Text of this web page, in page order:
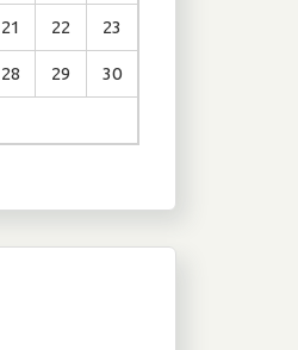
21 22 23
28 29 30